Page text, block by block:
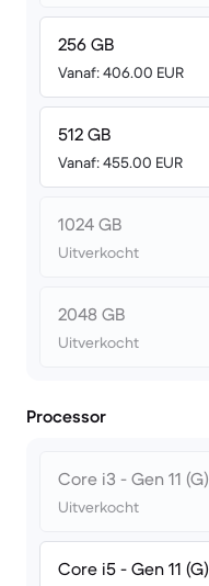
256 GB
Vanaf: 406.00 EUR
512 GB
Vanaf: 455.00 EUR
1024 GB
Uitverkocht
2048 GB
Uitverkocht
Processor
Core i3 - Gen 11 (G)
Uitverkocht
Core i5 - Gen 11 (G)